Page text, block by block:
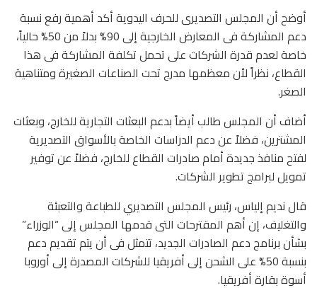
أوضح أن المجلس التصديرى للحرف اليدوية أكد أهمية رفع نسبة
دعم المشاركة فى المعارض الخارجية إلى 90% بدلاً من 50% حالياً،
خاصة لعدم قدرة الشركات على تحمل تكلفة المشاركة فى هذا
القطاع، نظراً لأن معظمها مدرج تحت الصناعات الصغيرة ومتناهية
الصغر.
أضاف أن المجلس طالب أيضاً بدعم البعثات التجارية للخارج، وبعثات
المشترين، فضلاً عن دعم الدراسات الخاصة بالأسواق التصديرية
لفتح منافذ جديدة أمام صادرات القطاع للخارج، فضلاً عن توفير
تمويل لبرامج تطوير الشركات.
قال نديم إلياس، رئيس المجلس التصديري للطباعة والتعبئة
والتغليف، إن أهم المقترحات التى قدمها المجلس إلى “الوزراء”
بشأن برنامج دعم الصادرات الجديد، تتمثل فى أن يتم تقديم دعم
بنسبة 50% على الشحن إلى أفريقيا للشركات المصدرة إلى أوروبا
أسوة بقارة أفريقيا.